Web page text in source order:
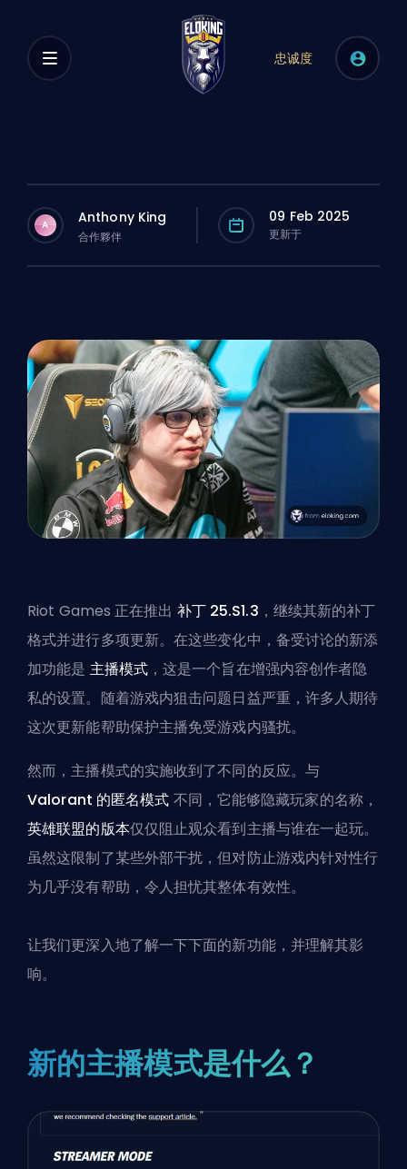
忠诚度
A Anthony King
合作夥伴
09 Feb 2025
更新于
Riot Games 正在推出 补丁 25.S1.3 ，继续其新的补丁
格式并进行多项更新。在这些变化中，备受讨论的新添
加功能是 主播模式，这是一个旨在增强内容创作者隐
私的设置。随着游戏内狙击问题日益严重，许多人期待
这次更新能帮助保护主播免受游戏内骚扰。
然而，主播模式的实施收到了不同的反应。与
Valorant 的匿名模式 不同，它能够隐藏玩家的名称，
英雄联盟的版本仅仅阻止观众看到主播与谁在一起玩。
虽然这限制了某些外部干扰，但对防止游戏内针对性行
为几乎没有帮助，令人担忧其整体有效性。
让我们更深入地了解一下下面的新功能，并理解其影
响。
新的主播模式是什么？